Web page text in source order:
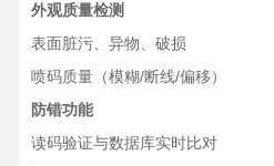
外观质量检测
表面脏污、异物、破损
喷码质量（模糊/断线/偏移）
防错功能
读码验证与数据库实时比对